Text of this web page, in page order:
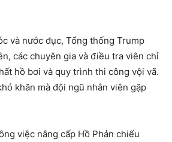
và nước đục, Tổng thống Trump
các chuyên gia và điều tra viên chỉ
hồ bơi và quy trình thi công vội vã.
khăn mà đội ngũ nhân viên gặp
việc nâng cấp Hồ Phản chiếu